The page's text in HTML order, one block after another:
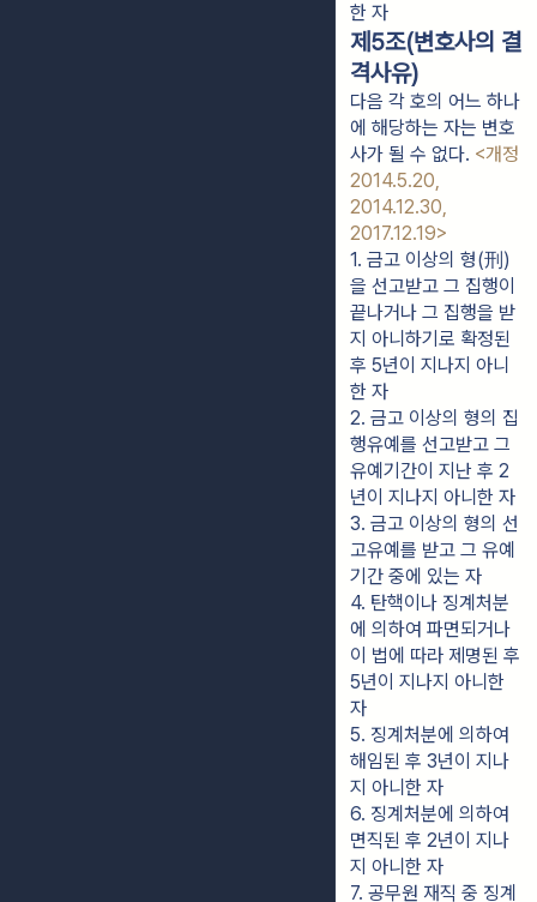
한 자
제5조(변호사의 결
격사유)
다음 각 호의 어느 하나
에 해당하는 자는 변호
사가 될 수 없다. <개정
2014.5.20,
2014.12.30,
2017.12.19>
1. 금고 이상의 형(刑)
을 선고받고 그 집행이
끝나거나 그 집행을 받
지 아니하기로 확정된
후 5년이 지나지 아니
한 자
2. 금고 이상의 형의 집
행유예를 선고받고 그
유예기간이 지난 후 2
년이 지나지 아니한 자
3. 금고 이상의 형의 선
고유예를 받고 그 유예
기간 중에 있는 자
4. 탄핵이나 징계처분
에 의하여 파면되거나
이 법에 따라 제명된 후
5년이 지나지 아니한
자
5. 징계처분에 의하여
해임된 후 3년이 지나
지 아니한 자
6. 징계처분에 의하여
면직된 후 2년이 지나
지 아니한 자
7. 공무원 재직 중 징계